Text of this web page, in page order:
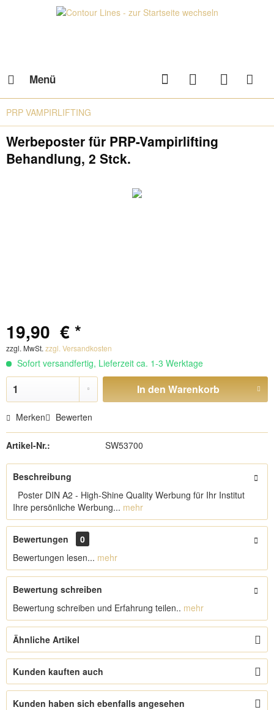
Menü
PRP VAMPIRLIFTING
Werbeposter für PRP-Vampirlifting
Behandlung, 2 Stck.
19,90 € *
zzgl. MwSt. zzgl. Versandkosten
Sofort versandfertig, Lieferzeit ca. 1-3 Werktage
In den Warenkorb
Merken Bewerten
Artikel-Nr.: SW53700
Beschreibung
Poster DIN A2 - High-Shine Quality Werbung für Ihr Institut
Ihre persönliche Werbung... mehr
Bewertungen
0
Bewertungen lesen... mehr
Bewertung schreiben
Bewertung schreiben und Erfahrung teilen.. mehr
Ähnliche Artikel
Kunden kauften auch
Kunden haben sich ebenfalls angesehen